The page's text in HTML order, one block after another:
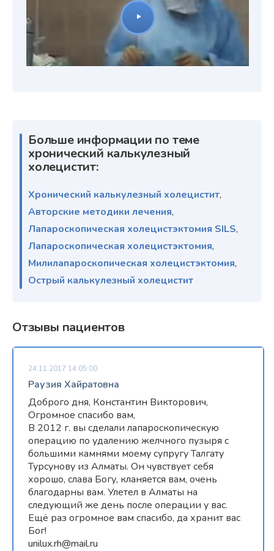
Больше информации по теме
хронический калькулезный
холецистит:
Хронический калькулезный холецистит,
Авторские методики лечения,
Лапароскопическая холецистэктомия SILS,
Лапароскопическая холецистэктомия,
Милилапароскопическая холецистэктомия,
Острый калькулезный холецистит
Отзывы пациентов
24.11.2017 14:05:00
Раузия Хайратовна
Доброго дня, Константин Викторович,
Огромное спасибо вам,
В 2012 г. вы сделали лапароскопическую
операцию по удалению желчного пузыря с
большими камнями моему супругу Талгату
Турсунову из Алматы. Он чувствует себя
хорошо, слава Богу, кланяется вам, очень
благодарны вам. Улетел в Алматы на
следующий же день после операции у вас.
Ещё раз огромное вам спасибо, да хранит вас
Бог!
unilux.rh@mail.ru